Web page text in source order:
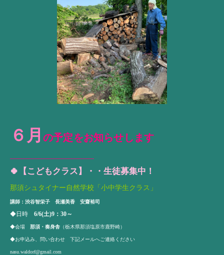
６月 の予定をお知らせします
🍀【こどもクラス】・・生徒募集中！
那須シュタイナー自然学校「小中学生クラス」
講師：渋谷智栄子 長瀬美香 安齋裕司
◆日時 6/6(土)9：30～
◆会場 那須・奏身舎 （栃木県那須塩原市鹿野崎）
◆お申込み、問い合わせ 下記メールへご連絡ください
nasu.waldorf@gmail.com